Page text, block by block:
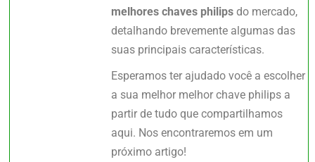
melhores chaves philips do mercado,
detalhando brevemente algumas das
suas principais características.
Esperamos ter ajudado você a escolher
a sua melhor melhor chave philips a
partir de tudo que compartilhamos
aqui. Nos encontraremos em um
próximo artigo!